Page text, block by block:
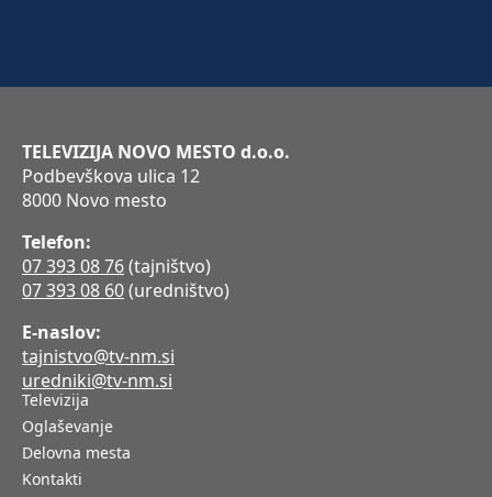
TELEVIZIJA NOVO MESTO d.o.o.
Podbevškova ulica 12
8000 Novo mesto
Telefon:
07 393 08 76(tajništvo)
07 393 08 60(uredništvo)
E-naslov:
tajnistvo@tv-nm.si
uredniki@tv-nm.si
Televizija
Oglaševanje
Delovna mesta
Kontakti